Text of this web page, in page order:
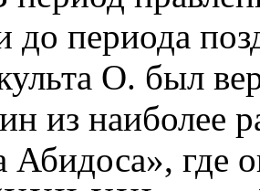
до периода
О. был
из наиболее
Абидоса», где